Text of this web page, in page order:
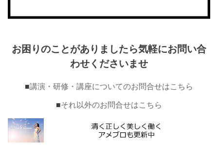
お困りのことがありましたら気軽にお問い合
わせくださいませ
■講演・研修・講座についてのお問合せはこちら
■それ以外のお問合せはこちら